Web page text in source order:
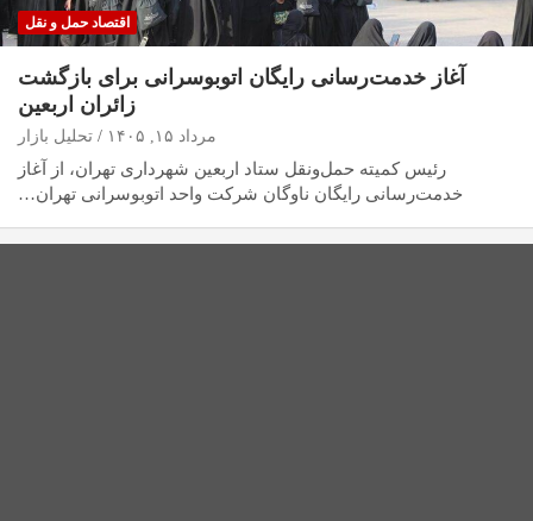
اقتصاد حمل و نقل
آغاز خدمت‌رسانی رایگان اتوبوسرانی برای بازگشت
زائران اربعین
مرداد ۱۵, ۱۴۰۵ تحلیل بازار
رئیس کمیته حمل‌ونقل ستاد اربعین شهرداری تهران، از آغاز
خدمت‌رسانی رایگان ناوگان شرکت واحد اتوبوسرانی تهران…